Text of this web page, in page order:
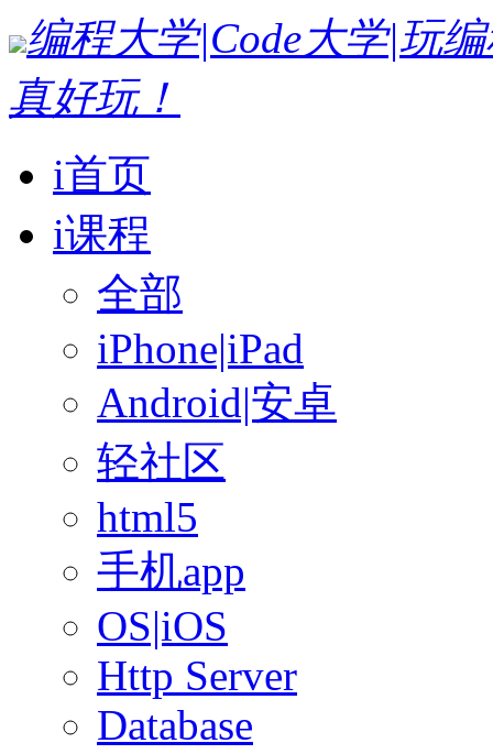
编程大学|Code大学|玩
真好玩！
i首页
i课程
全部
iPhone|iPad
Android|安卓
轻社区
html5
手机app
OS|iOS
Http Server
Database